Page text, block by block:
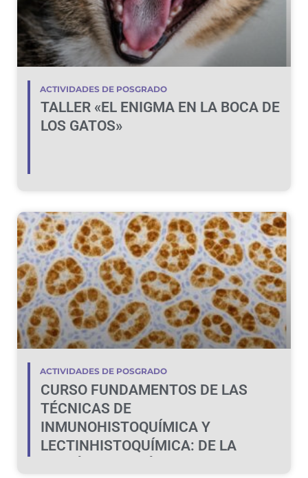
ACTIVIDADES DE POSGRADO
TALLER «EL ENIGMA EN LA BOCA DE
LOS GATOS»
ACTIVIDADES DE POSGRADO
CURSO FUNDAMENTOS DE LAS
TÉCNICAS DE
INMUNOHISTOQUÍMICA Y
LECTINHISTOQUÍMICA: DE LA